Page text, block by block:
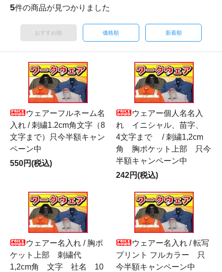
5件の商品が見つかりました
おすすめ順 価格順 新着順
ウェアーフルネーム名
入れ / 刺繍1.2cm角文字（8
文字まで）只今半額キャン
ペーン中
550円(税込)
ウェアー個人名名入
れ イニシャル、苗字、
4文字まで / 刺繍1,2cm
角 胸ポケット上部 只今
半額キャンペーン中
242円(税込)
ウェアー名入れ / 胸ポ
ケット上部 刺繍代
1,2cm角 文字 社名 10
ウェアー名入れ / 転写
プリント フルカラー 只
今半額キャンペーン中